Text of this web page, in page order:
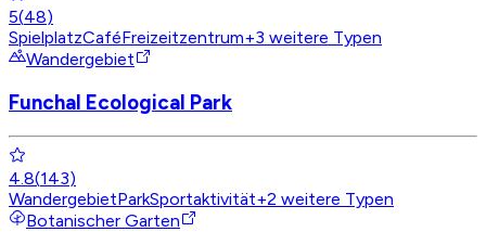
5(48)
SpielplatzCaféFreizeitzentrum+3 weitere Typen
Wandergebiet
Funchal Ecological Park
4.8(143)
WandergebietParkSportaktivität+2 weitere Typen
Botanischer Garten